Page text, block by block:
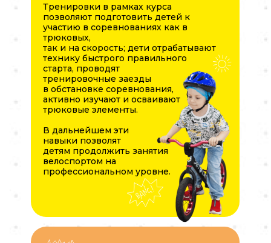
Тренировки в рамках курса
позволяют подготовить детей к
участию в соревнованиях как в
трюковых,
так и на скорость; дети отрабатывают
технику быстрого правильного
старта, проводят
тренировочные заезды
в обстановке соревнования,
активно изучают и осваивают
трюковые элементы.
В дальнейшем эти
навыки позволят
детям продолжить занятия
велоспортом на
профессиональном уровне.